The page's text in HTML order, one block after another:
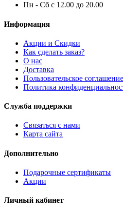
Пн - Сб с 12.00 до 20.00
Информация
Акции и Скидки
Как сделать заказ?
О нас
Доставка
Пользовательское соглашение
Политика
Служба поддержки
Связаться с нами
Карта сайта
Дополнительно
Подарочные сертификаты
Акции
Личный кабинет